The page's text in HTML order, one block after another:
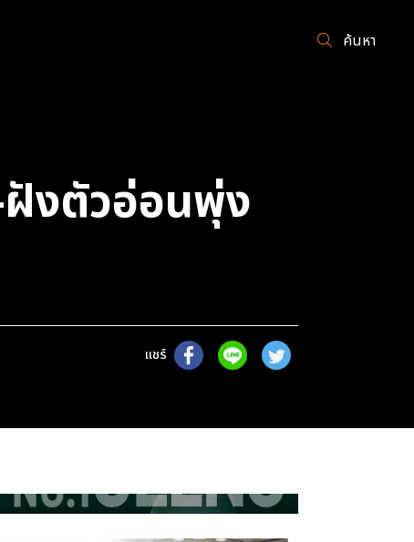
ค้นหา
งตัวอ่อนพุ่ง
แชร์